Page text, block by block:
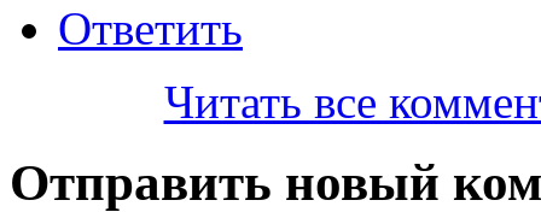
Ответить
Читать все
Отправить новый